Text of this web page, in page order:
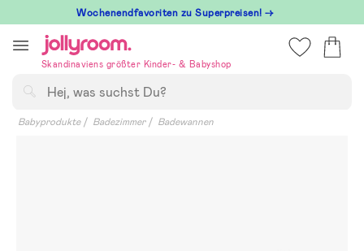
till
innehållet
Wochenendfavoriten zu Superpreisen! →
Skandinaviens größter Kinder- & Babyshop
Babyprodukte Badezimmer Badewannen